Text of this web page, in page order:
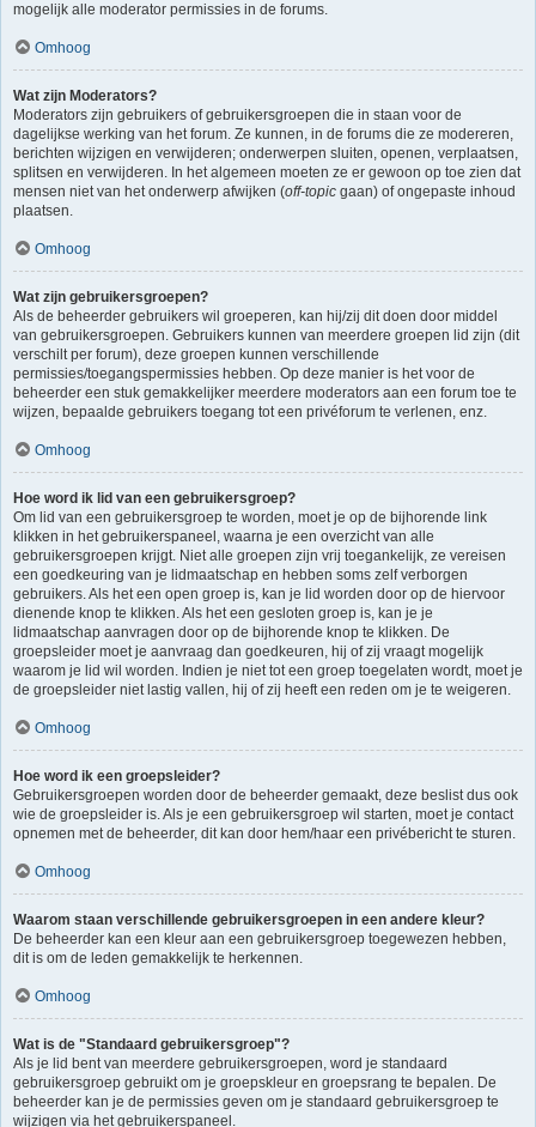
mogelijk alle moderator permissies in de forums.
Omhoog
Wat zijn Moderators?
Moderators zijn gebruikers of gebruikersgroepen die in staan voor de
dagelijkse werking van het forum. Ze kunnen, in de forums die ze modereren,
berichten wijzigen en verwijderen; onderwerpen sluiten, openen, verplaatsen,
splitsen en verwijderen. In het algemeen moeten ze er gewoon op toe zien dat
mensen niet van het onderwerp afwijken (off-topic gaan) of ongepaste inhoud
plaatsen.
Omhoog
Wat zijn gebruikersgroepen?
Als de beheerder gebruikers wil groeperen, kan hij/zij dit doen door middel
van gebruikersgroepen. Gebruikers kunnen van meerdere groepen lid zijn (dit
verschilt per forum), deze groepen kunnen verschillende
permissies/toegangspermissies hebben. Op deze manier is het voor de
beheerder een stuk gemakkelijker meerdere moderators aan een forum toe te
wijzen, bepaalde gebruikers toegang tot een privéforum te verlenen, enz.
Omhoog
Hoe word ik lid van een gebruikersgroep?
Om lid van een gebruikersgroep te worden, moet je op de bijhorende link
klikken in het gebruikerspaneel, waarna je een overzicht van alle
gebruikersgroepen krijgt. Niet alle groepen zijn vrij toegankelijk, ze vereisen
een goedkeuring van je lidmaatschap en hebben soms zelf verborgen
gebruikers. Als het een open groep is, kan je lid worden door op de hiervoor
dienende knop te klikken. Als het een gesloten groep is, kan je je
lidmaatschap aanvragen door op de bijhorende knop te klikken. De
groepsleider moet je aanvraag dan goedkeuren, hij of zij vraagt mogelijk
waarom je lid wil worden. Indien je niet tot een groep toegelaten wordt, moet je
de groepsleider niet lastig vallen, hij of zij heeft een reden om je te weigeren.
Omhoog
Hoe word ik een groepsleider?
Gebruikersgroepen worden door de beheerder gemaakt, deze beslist dus ook
wie de groepsleider is. Als je een gebruikersgroep wil starten, moet je contact
opnemen met de beheerder, dit kan door hem/haar een privébericht te sturen.
Omhoog
Waarom staan verschillende gebruikersgroepen in een andere kleur?
De beheerder kan een kleur aan een gebruikersgroep toegewezen hebben,
dit is om de leden gemakkelijk te herkennen.
Omhoog
Wat is de "Standaard gebruikersgroep"?
Als je lid bent van meerdere gebruikersgroepen, word je standaard
gebruikersgroep gebruikt om je groepskleur en groepsrang te bepalen. De
beheerder kan je de permissies geven om je standaard gebruikersgroep te
wijzigen via het gebruikerspaneel.